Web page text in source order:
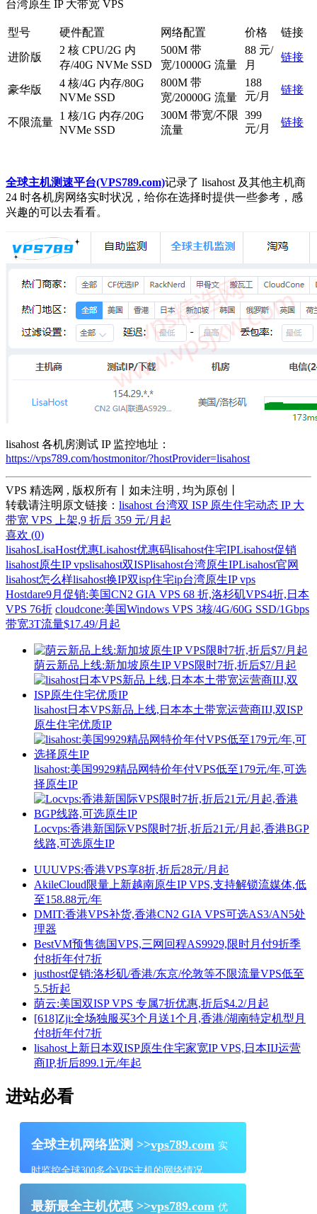
台湾原生 IP 大带宽 VPS
型号 硬件配置 网络配置 价格 链接
进阶版
2 核 CPU/2G 内
存/40G NVMe SSD
500M 带
宽/10000G 流量
88 元/
月
链接
豪华版
4 核/4G 内存/80G
NVMe SSD
800M 带
宽/20000G 流量
188
元/月
链接
不限流量
1 核/1G 内存/20G
NVMe SSD
300M 带宽/不限
流量
399
元/月
链接
全球主机测速平台(VPS789.com)记录了 lisahost 及其他主机商
24 时各机房网络实时状况，给你在选择时提供一些参考，感
兴趣的可以去看看。
lisahost 各机房测试 IP 监控地址：
https://vps789.com/hostmonitor/?hostProvider=lisahost
VPS 精选网 , 版权所有丨如未注明 , 均为原创丨
转载请注明原文链接： lisahost 台湾双 ISP 原生住宅动态 IP 大
带宽 VPS 上架,9 折后 359 元/月起
喜欢 (0)
lisahosLisaHost优惠Lisahost优惠码lisahost住宅IPLisahost促销
lisahost原生IP vpslisahost双ISPlisahost台湾原生IPLisahost官网
lisahost怎么样lisahost换IP双isp住宅ip台湾原生IP vps
Hostdare9月促销:美国CN2 GIA VPS 68 折,洛杉矶VPS4折,日本
VPS 76折 cloudcone:美国Windows VPS 3核/4G/60G SSD/1Gbps
带宽3T流量$17.49/月起
荫云新品上线:新加坡原生IP VPS限时7折,折后$7/月起
lisahost日本VPS新品上线,日本本土带宽运营商IIJ,双ISP
原生住宅优质IP
lisahost:美国9929精品网特价年付VPS低至179元/年,可选
择原生IP
Locvps:香港新国际VPS限时7折,折后21元/月起,香港BGP
线路,可选原生IP
UUUVPS:香港VPS享8折,折后28元/月起
AkileCloud限量上新越南原生IP VPS,支持解锁流媒体,低
至158.88元/年
DMIT:香港VPS补货,香港CN2 GIA VPS可选AS3/AN5处
理器
BestVM预售德国VPS,三网回程AS9929,限时月付9折季
付8折年付7折
justhost促销:洛杉矶/香港/东京/伦敦等不限流量VPS低至
5.5折起
荫云:美国双ISP VPS 专属7折优惠,折后$4.2/月起
[618]Zji:全场独服买3个月送1个月,香港/湖南特定机型月
付8折年付7折
lisahost上新日本双ISP原生住宅家宽IP VPS,日本IIJ运营
商IP,折后899.1元/年起
进站必看
全球主机网络监测 >>vps789.com 实
时监控全球300多个VPS主机的网络情况
最新最全主机优惠 >>vps789.com 优